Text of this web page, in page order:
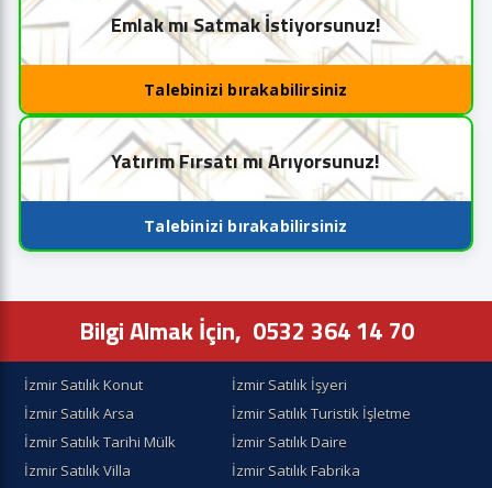
Emlak mı Satmak İstiyorsunuz!
Talebinizi bırakabilirsiniz
Yatırım Fırsatı mı Arıyorsunuz!
Talebinizi bırakabilirsiniz
Bilgi Almak İçin, 0532 364 14 70
İzmir Satılık Konut
İzmir Satılık İşyeri
İzmir Satılık Arsa
İzmir Satılık Turistik İşletme
İzmir Satılık Tarihi Mülk
İzmir Satılık Daire
İzmir Satılık Villa
İzmir Satılık Fabrika